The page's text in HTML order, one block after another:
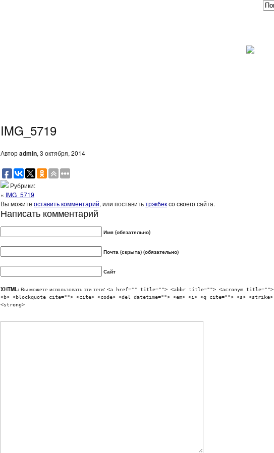
IMG_5719
Авторadmin, 3 октября, 2014
Рубрики:
« IMG_5719
Вы можите оставить комментарий, или поставитьтрэкбексо своего сайта.
Написать комментарий
Имя (обязательно)
Почта (скрыта) (обязательно)
Сайт
XHTML: Вы можете использовать эти теги: <a href="" title=""> <abbr title=""> <acronym title="">
<b> <blockquote cite=""> <cite> <code> <del datetime=""> <em> <i> <q cite=""> <s> <strike>
<strong>